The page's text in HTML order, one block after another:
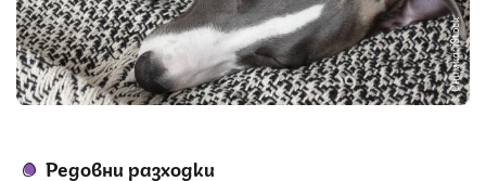
Снимка: iStock
Редовни разходки